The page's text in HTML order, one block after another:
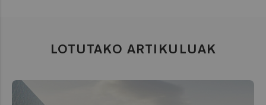
LOTUTAKO ARTIKULUAK